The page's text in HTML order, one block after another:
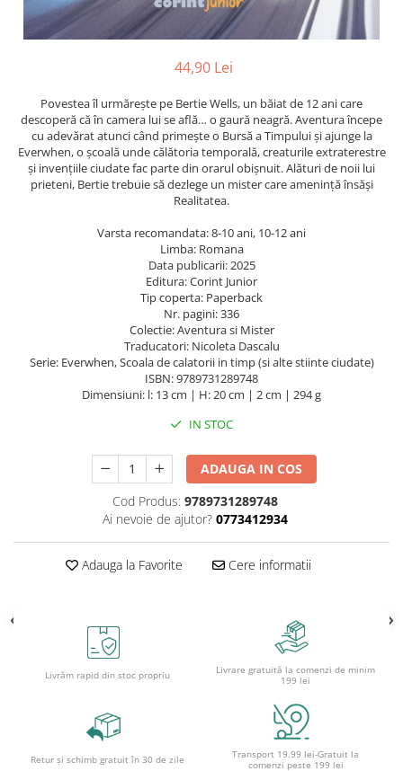
Caiete geografie și biologie
Caiete tip I, II și III
Vocabulare
Blocuri de desen școlare
Hârtie pentru lucru manual
Accesorii geometrie și matematică
Socotitori și bețisoare pentru
Ghiozdane și rucsacuri
Rucsacuri școlare și casual
Ghiozdane pentru grădinită
Penare neechipate
Penare tip etui
Acuarele și pensule școlare
Pahare și palete pictură
ficțiune
Psihologie și dezvoltare personală
Sănătate și stil de viață
Artă și fotografie
Ghiduri și hărți
Istorie și științe sociale
Dicționare și ghiduri de conversație
Literatură în limbi străine
Gramatică și vocabulare
Mine și rezerve
Creioane grafit și ascuțitori
Pixuri premium
Stilouri premium
Seturi de scris premium
Avioane de jucărie
Utilaje de jucărie
Jucării și articole pentru bebeluși
Jucării pentru bebeluși
Camera Bebe
Figurine
Jucării din lemn
44,90 Lei
Povestea îl urmărește pe Bertie Wells, un băiat de 12 ani care
descoperă că în camera lui se află… o gaură neagră. Aventura începe
cu adevărat atunci când primește o Bursă a Timpului și ajunge la
Everwhen, o școală unde călătoria temporală, creaturile extraterestre
și invențiile ciudate fac parte din orarul obișnuit. Alături de noii lui
prieteni, Bertie trebuie să dezlege un mister care amenință însăși
Realitatea.
Varsta recomandata: 8-10 ani, 10-12 ani
Limba: Romana
Data publicarii: 2025
Editura: Corint Junior
Tip coperta: Paperback
Nr. pagini: 336
Colectie: Aventura si Mister
Traducatori: Nicoleta Dascalu
Serie: Everwhen, Scoala de calatorii in timp (si alte stiinte ciudate)
ISBN: 9789731289748
Dimensiuni: l: 13 cm | H: 20 cm | 2 cm | 294 g
IN STOC
ADAUGA IN COS
Cod Produs: 9789731289748
Ai nevoie de ajutor? 0773412934
Adauga la Favorite Cere informatii
Livrăm rapid din stoc propriu
Livrare gratuită la comenzi de minim
199 lei
Retur și schimb gratuit în 30 de zile
Transport 19.99 lei-Gratuit la
comenzi peste 199 lei